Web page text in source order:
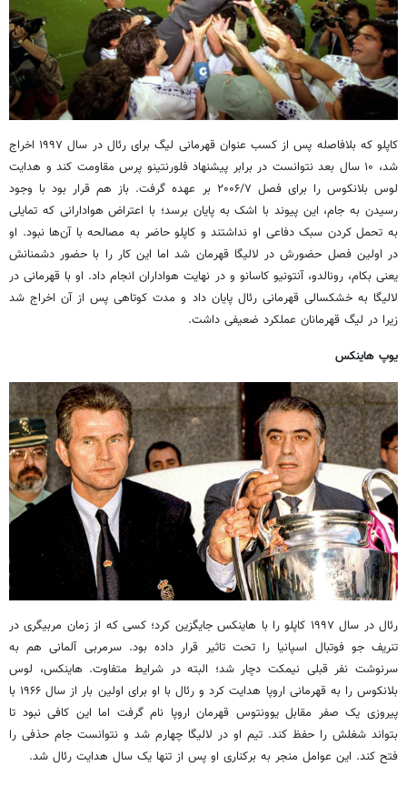
کاپلو که بلافاصله پس از کسب عنوان قهرمانی لیگ برای رئال در سال ۱۹۹۷ اخراج
شد، ۱۰ سال بعد نتوانست در برابر پیشنهاد فلورنتینو پرس مقاومت کند و هدایت
لوس بلانکوس را برای فصل ۲۰۰۶/۷ بر عهده گرفت. باز هم قرار بود با وجود
رسیدن به جام، این پیوند با اشک به پایان برسد؛ با اعتراض هوادارانی که تمایلی
به تحمل کردن سبک دفاعی او نداشتند و کاپلو حاضر به مصالحه با آن‌ها نبود. او
در اولین فصل حضورش در لالیگا قهرمان شد اما این کار را با حضور دشمنانش
یعنی بکام، رونالدو، آنتونیو کاسانو و در نهایت هواداران انجام داد. او با قهرمانی در
لالیگا به خشکسالی قهرمانی رئال پایان داد و مدت کوتاهی پس از آن اخراج شد
زیرا در لیگ قهرمانان عملکرد ضعیفی داشت.
یوپ هاینکس
رئال در سال ۱۹۹۷ کاپلو را با هاینکس جایگزین کرد؛ کسی که از زمان مربیگری در
تنریف جو فوتبال اسپانیا را تحت تاثیر قرار داده بود. سرمربی آلمانی هم به
سرنوشت نفر قبلی نیمکت دچار شد؛ البته در شرایط متفاوت. هاینکس، لوس
بلانکوس را به قهرمانی اروپا هدایت کرد و رئال با او برای اولین بار از سال ۱۹۶۶ با
پیروزی یک صفر مقابل یوونتوس قهرمان اروپا نام گرفت اما این کافی نبود تا
بتواند شغلش را حفظ کند. تیم او در لالیگا چهارم شد و نتوانست جام حذفی را
فتح کند. این عوامل منجر به برکناری او پس از تنها یک سال هدایت رئال شد.